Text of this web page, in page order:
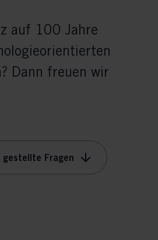
auf 100 Jahre
Dann freuen wir
gestellte Fragen